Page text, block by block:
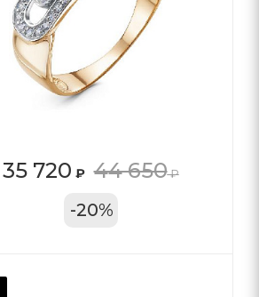
35 720 ₽ 44 650₽
-20%